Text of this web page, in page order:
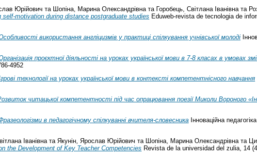
Юрійович та Шопіна, Марина Олександрівна та Горобець, Світлана Іванівна та
motivation during distance postgraduate studies Eduweb-revista de tecnologia de
використання англіцизмів у практиці спілкування учнівської молоді
проєктної діяльності на уроках української мови в 7-8 класах в умовах
4952
технології на уроках української мови в контексті компетентнісного навчання
читацької компетентності під час опрацювання поезії Миколи Вороного
в педагогічному спілкуванні вчителя-словесника Інноваційна
Іванівна та Якунін, Ярослав Юрійович та Шопіна, Марина Олександрівна та
the Development of Key Teacher Competencies Revista de la universidad del zulia, 14